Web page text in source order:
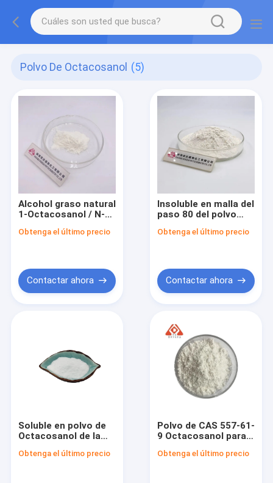
Polvo De Octacosanol (5)
Alcohol graso natural
1-Octacosanol / N-
polvo CAS 557-61-9
Obtenga el último precio
Contactar ahora
Insoluble en malla del
paso 80 del polvo
Octacosanol del
Obtenga el último precio
Contactar ahora
Soluble en polvo de
Octacosanol de la
100% en olor
Obtenga el último precio
Polvo de CAS 557-61-
9 Octacosanol para
farmacéuticas
Obtenga el último precio